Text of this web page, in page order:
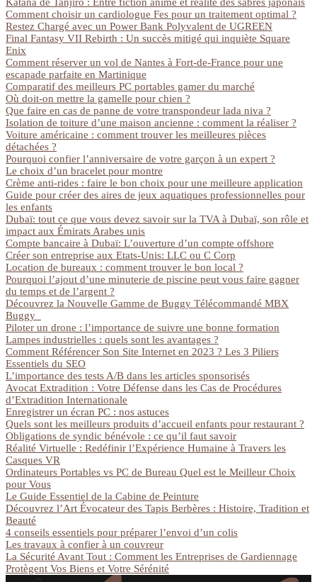
Comment choisir un cardiologue Fes pour un traitement optimal ?
Restez Chargé avec un Power Bank Polyvalent de UGREEN
Final Fantasy VII Rebirth : Un succès mitigé qui inquiète Square
Enix
Comment réserver un vol de Nantes à Fort-de-France pour une
escapade parfaite en Martinique
Comparatif des meilleurs PC portables gamer du marché
Où doit-on mettre la gamelle pour chien ?
Que faire en cas de panne de votre transpondeur lada niva ?
Isolation de toiture d’une maison ancienne : comment la réaliser ?
Voiture américaine : comment trouver les meilleures pièces
détachées ?
Pourquoi confier l’anniversaire de votre garçon à un expert ?
Le choix d’un bracelet pour montre
Crème anti-rides : faire le bon choix pour une meilleure application
Guide pour créer des aires de jeux aquatiques professionnelles pour
les enfants
Dubaï: tout ce que vous devez savoir sur la TVA à Dubaï, son rôle et
impact aux Émirats Arabes unis
Compte bancaire à Dubaï: L’ouverture d’un compte offshore
Créer son entreprise aux Etats-Unis: LLC ou C Corp
Location de bureaux : comment trouver le bon local ?
Pourquoi l’ajout d’une minuterie de piscine peut vous faire gagner
du temps et de l’argent ?
Découvrez la Nouvelle Gamme de Buggy Télécommandé MBX
Buggy
Piloter un drone : l’importance de suivre une bonne formation
Lampes industrielles : quels sont les avantages ?
Comment Référencer Son Site Internet en 2023 ? Les 3 Piliers
Essentiels du SEO
L’importance des tests A/B dans les articles sponsorisés
Avocat Extradition : Votre Défense dans les Cas de Procédures
d’Extradition Internationale
Enregistrer un écran PC : nos astuces
Quels sont les meilleurs produits d’accueil enfants pour restaurant ?
Obligations de syndic bénévole : ce qu’il faut savoir
Réalité Virtuelle : Redéfinir l’Expérience Humaine à Travers les
Casques VR
Ordinateurs Portables vs PC de Bureau Quel est le Meilleur Choix
pour Vous
Le Guide Essentiel de la Cabine de Peinture
Découvrez l’Art Évocateur des Tapis Berbères : Histoire, Tradition et
Beauté
4 conseils essentiels pour préparer l’envoi d’un colis
Les travaux à confier à un couvreur
La Sécurité Avant Tout : Comment les Entreprises de Gardiennage
Protègent Vos Biens et Votre Sérénité